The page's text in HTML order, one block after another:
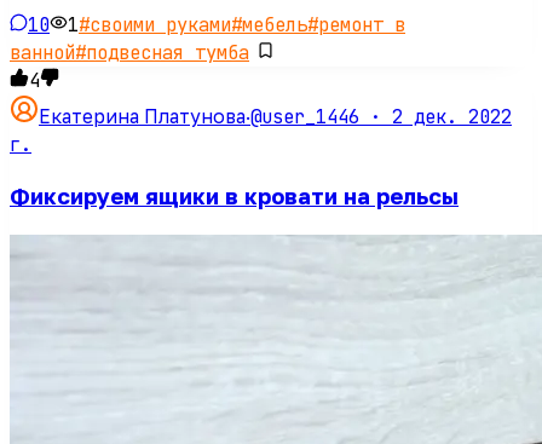
10 1#своими руками#мебель#ремонт в
ванной#подвесная тумба
4
Екатерина Платунова·@user_1446 · 2 дек. 2022
г.
Фиксируем ящики в кровати на рельсы